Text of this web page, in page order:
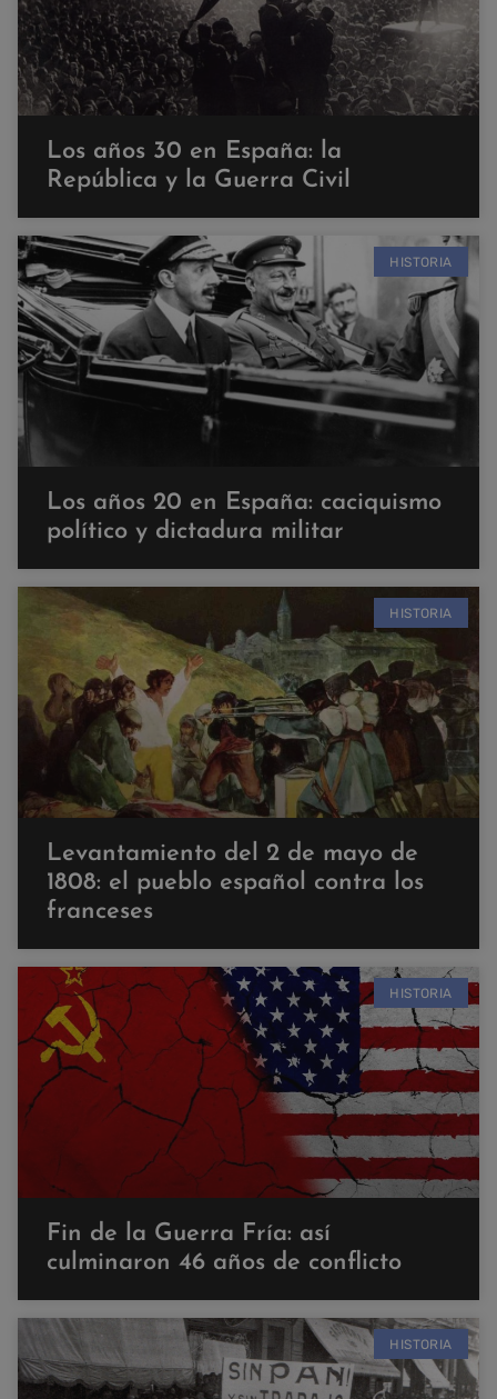
Los años 30 en España: la
República y la Guerra Civil
HISTORIA
Los años 20 en España: caciquismo
político y dictadura militar
HISTORIA
Levantamiento del 2 de mayo de
1808: el pueblo español contra los
franceses
HISTORIA
Fin de la Guerra Fría: así
culminaron 46 años de conflicto
HISTORIA